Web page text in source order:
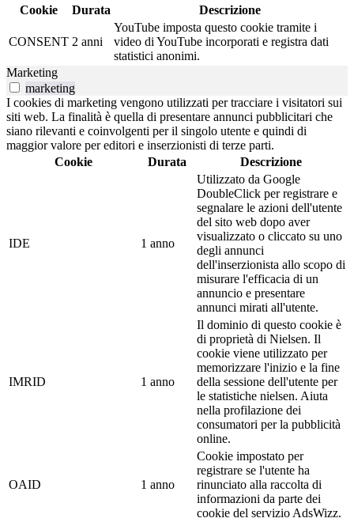
Cookie
Durata Descrizione
CONSENT 2 anni
YouTube imposta questo cookie tramite i
video di YouTube incorporati e registra dati
statistici anonimi.
Marketing
marketing
I cookies di marketing vengono utilizzati per tracciare i visitatori sui
siti web. La finalità è quella di presentare annunci pubblicitari che
siano rilevanti e coinvolgenti per il singolo utente e quindi di
maggior valore per editori e inserzionisti di terze parti.
Cookie
Durata Descrizione
IDE 1 anno
Utilizzato da Google
DoubleClick per registrare e
segnalare le azioni dell'utente
del sito web dopo aver
visualizzato o cliccato su uno
degli annunci
dell'inserzionista allo scopo di
misurare l'efficacia di un
annuncio e presentare
annunci mirati all'utente.
IMRID 1 anno
Il dominio di questo cookie è
di proprietà di Nielsen. Il
cookie viene utilizzato per
memorizzare l'inizio e la fine
della sessione dell'utente per
le statistiche nielsen. Aiuta
nella profilazione dei
consumatori per la pubblicità
online.
OAID 1 anno
Cookie impostato per
registrare se l'utente ha
rinunciato alla raccolta di
informazioni da parte dei
cookie del servizio AdsWizz.